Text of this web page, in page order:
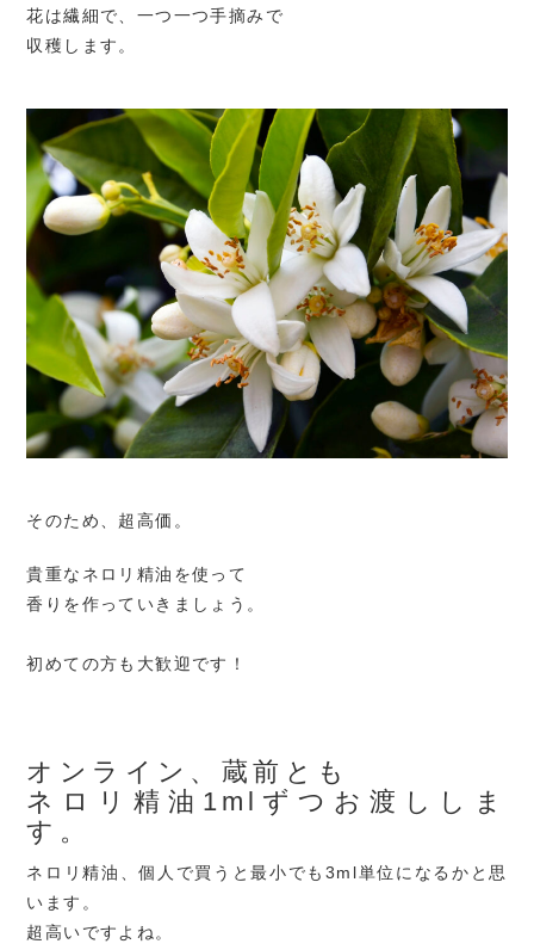
花は繊細で、一つ一つ手摘みで
収穫します。
そのため、超高価。
貴重なネロリ精油を使って
香りを作っていきましょう。
初めての方も大歓迎です！
オンライン、蔵前とも
ネロリ精油1mlずつお渡ししま
す。
ネロリ精油、個人で買うと最小でも3ml単位になるかと思
います。
超高いですよね。